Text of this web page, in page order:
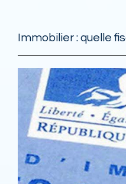
Immobilier : quelle